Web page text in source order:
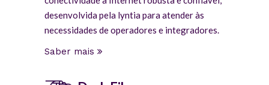
desenvolvida pela lyntia para atender às
necessidades de operadores e integradores.
Saber mais